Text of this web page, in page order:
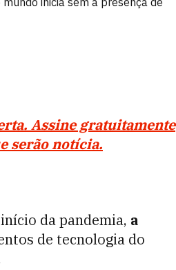
Assine gratuitamente
serão notícia.
da pandemia, a
de tecnologia do